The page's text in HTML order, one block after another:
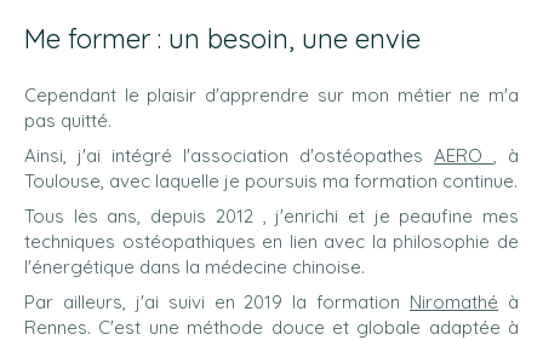
Me former : un besoin, une envie
Cependant le plaisir d'apprendre sur mon métier ne m'a
pas quitté.
Ainsi, j'ai intégré l'association d'ostéopathes AERO , à
Toulouse, avec laquelle je poursuis ma formation continue.
Tous les ans, depuis 2012 , j'enrichi et je peaufine mes
techniques ostéopathiques en lien avec la philosophie de
l'énergétique dans la médecine chinoise.
Par ailleurs, j'ai suivi en 2019 la formation Niromathé à
Rennes. C'est une méthode douce et globale adaptée à